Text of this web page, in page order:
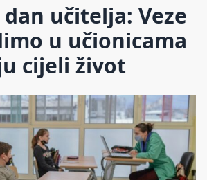
učitelja: Veze
u učionicama
cijeli život